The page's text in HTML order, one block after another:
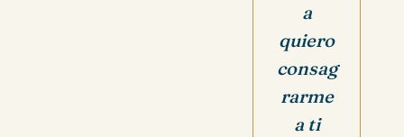
a
quiero
consag
rarme
a ti